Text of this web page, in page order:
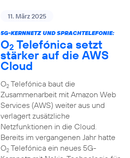
11. März 2025
5G-KERNNETZ UND SPRACHTELEFONIE:
O2 Telefónica setzt
stärker auf die AWS
Cloud
O2Telefónica baut die
Zusammenarbeit mit Amazon Web
Services (AWS) weiter aus und
verlagert zusätzliche
Netzfunktionen in die Cloud.
Bereits im vergangenen Jahr hatte
O2Telefónica ein neues 5G-